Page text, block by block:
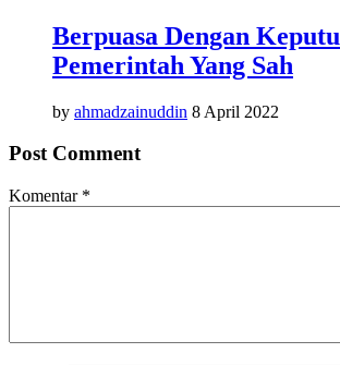
Berpuasa Dengan
Pemerintah Yang Sah
by ahmadzainuddin 8 April 2022
Post Comment
Komentar *